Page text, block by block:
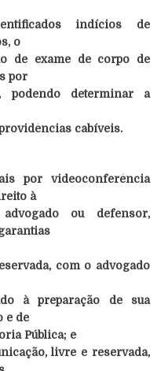
indícios de
o
de exame de corpo de
por
podendo determinar a
cabíveis.
por videoconferência
à
ou defensor,
com o advogado
à preparação de sua
e de
Pública; e
livre e reservada,